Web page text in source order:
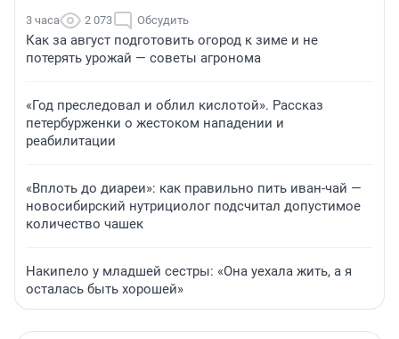
3 часа 2 073 Обсудить
Как за август подготовить огород к зиме и не
потерять урожай — советы агронома
«Год преследовал и облил кислотой». Рассказ
петербурженки о жестоком нападении и
реабилитации
«Вплоть до диареи»: как правильно пить иван-чай —
новосибирский нутрициолог подсчитал допустимое
количество чашек
Накипело у младшей сестры: «Она уехала жить, а я
осталась быть хорошей»